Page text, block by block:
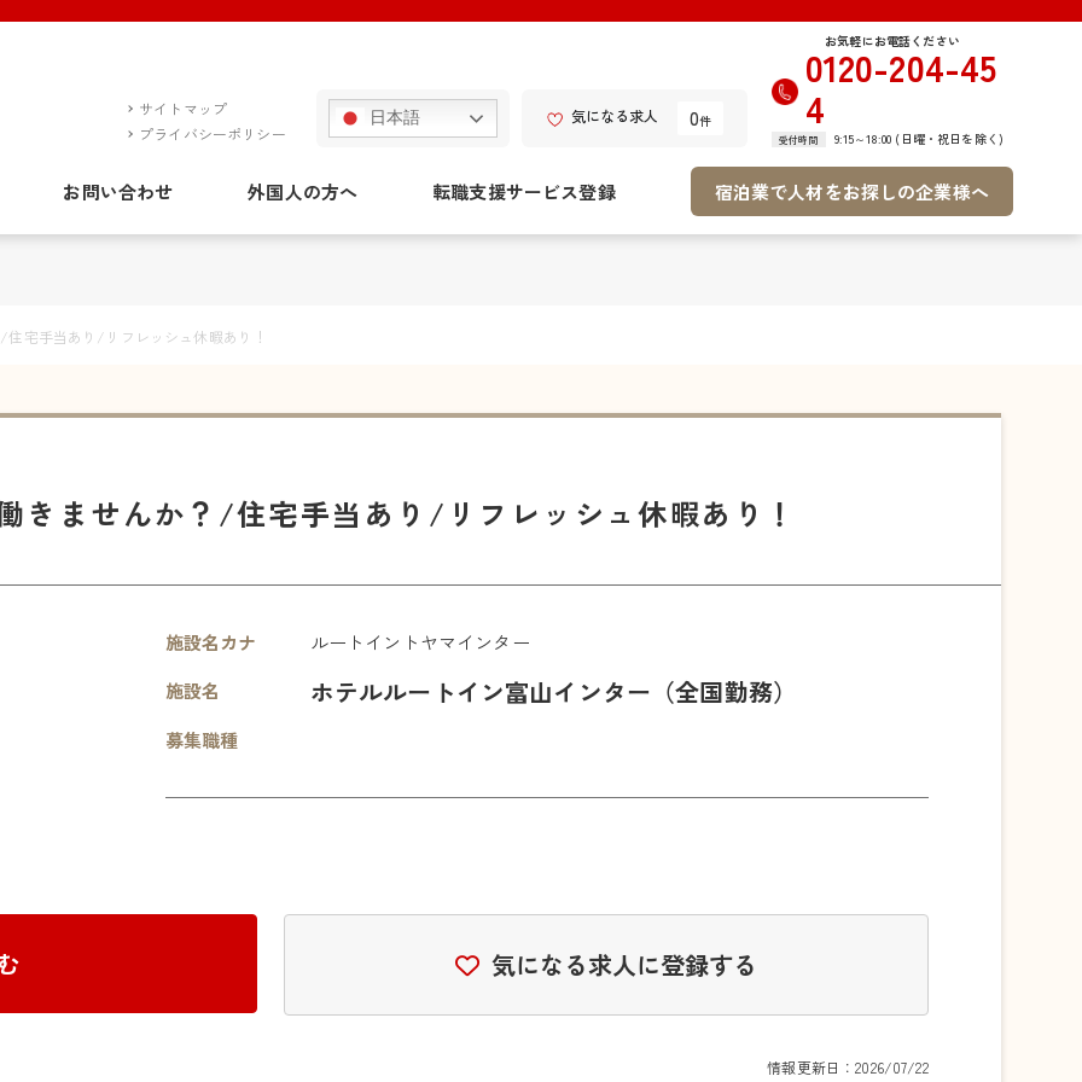
サイトマップ
プライバシーポリシー
日本語 気になる求人 0件
お気軽にお電話ください
0120-204-45
4
受付時間 9:15～18:00 (日曜・祝日を除く)
お問い合わせ 外国人の方へ 転職支援サービス登録 宿泊業で人材をお探しの企業様へ
宅手当あり/リフレッシュ休暇あり！
きませんか？/住宅手当あり/リフレッシュ休暇あり！
施設名カナ
ルートイントヤマインター
施設名
ホテルルートイン富山インター（全国勤務）
募集職種
気になる求人に登録する
情報更新日：2026/07/22